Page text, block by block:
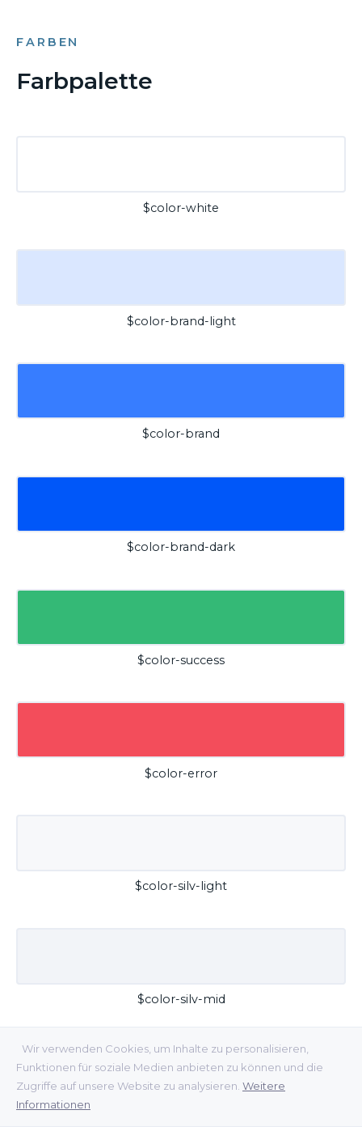
Wir verwenden Cookies, um Inhalte zu personalisieren,
Funktionen für soziale Medien anbieten zu können und die
Zugriffe auf unsere Website zu analysieren. Weitere
Informationen
FARBEN
Farbpalette
$color-white
$color-brand-light
$color-brand
$color-brand-dark
$color-success
$color-error
$color-silv-light
$color-silv-mid